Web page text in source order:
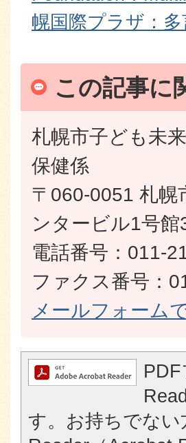
幌国際プラザ：
この記事に
札幌市子ども未
保健係
〒060-0051 札幌
ンタービル1号館
電話番号：011-
ファクス番号：
メールフォーム
す。お持ちでな